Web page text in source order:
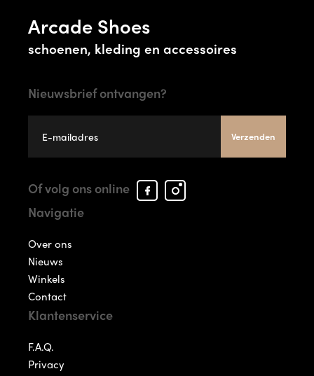
Arcade Shoes
schoenen, kleding en accessoires
Nieuwsbrief ontvangen?
Verzenden
Of volg ons online Facebook
Arcade
Instagram
Arcade
Navigatie
Over ons
Nieuws
Winkels
Contact
Klantenservice
F.A.Q.
Privacy